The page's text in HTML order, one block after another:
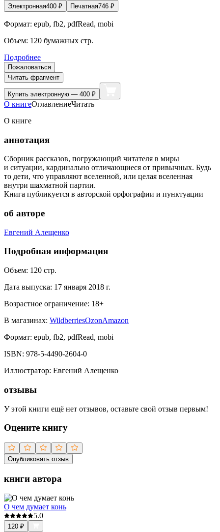
Электронная400 ₽ Печатная746 ₽
Формат: epub, fb2, pdfRead, mobi
Объем: 120 бумажных стр.
Подробнее
Пожаловаться
Читать фрагмент
Купить электронную — 400 ₽
О книгеОглавлениеЧитать
О книге
аннотация
Сборник рассказов, погружающий читателя в миры
и ситуации, кардинально отличающиеся от привычных. Будь
то дети, что управляют вселенной, или целая вселенная
внутри шахматной партии.
Книга публикуется в авторской орфографии и пунктуации
об авторе
Евгений Алещенко
Подробная информация
Объем: 120 стр.
Дата выпуска: 17 января 2018 г.
Возрастное ограничение: 18+
В магазинах: WildberriesOzonAmazon
Формат: epub, fb2, pdfRead, mobi
ISBN: 978-5-4490-2604-0
Иллюстратор: Евгений Алещенко
отзывы
У этой книги ещё нет отзывов, оставьте свой отзыв первым!
Оцените книгу
Опубликовать отзыв
книги автора
О чем думает конь
5.0
120 ₽